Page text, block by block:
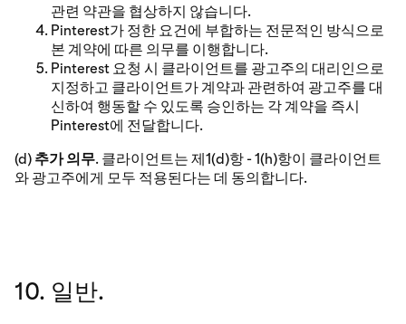
관련 약관을 협상하지 않습니다.
Pinterest가 정한 요건에 부합하는 전문적인 방식으로
본 계약에 따른 의무를 이행합니다.
Pinterest 요청 시 클라이언트를 광고주의 대리인으로
지정하고 클라이언트가 계약과 관련하여 광고주를 대
신하여 행동할 수 있도록 승인하는 각 계약을 즉시
Pinterest에 전달합니다.
(d) 추가 의무. 클라이언트는 제1(d)항 - 1(h)항이 클라이언트
와 광고주에게 모두 적용된다는 데 동의합니다.
10. 일반.